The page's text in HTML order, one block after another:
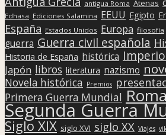
antigua Roma Atenas
Edhasa Ediciones Salamina EEUU Egipto
España Estados Unidos Europa filosofía
guerra Guerra civil española
Historia de España histórica
Japón libros literatura nazismo
Novela histórica Premios
Primera Guerra Mundial
Segunda Guerra
Siglo XIX siglo XVI siglo XX Viajes